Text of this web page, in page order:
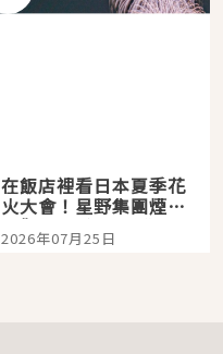
在飯店裡看日本夏季花
火大會！星野集團煙火
景觀飯店6選，讓你不用
人擠人悠閒欣賞
2026年07月25日